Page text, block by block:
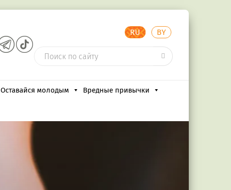
RU BY
Оставайся молодым Вредные привычки